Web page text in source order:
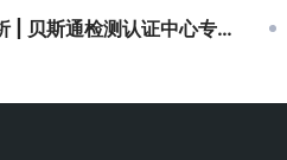
斯通检测认证中心专业指南